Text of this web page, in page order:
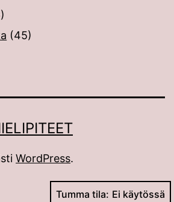
(45)
WordPress.
Tumma tila: